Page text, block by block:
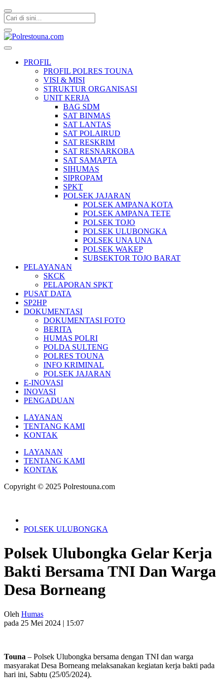
PROFIL
PROFIL POLRES TOUNA
VISI & MISI
STRUKTUR ORGANISASI
UNIT KERJA
BAG SDM
SAT BINMAS
SAT LANTAS
SAT POLAIRUD
SAT RESKRIM
SAT RESNARKOBA
SAT SAMAPTA
SIHUMAS
SIPROPAM
SPKT
POLSEK JAJARAN
POLSEK AMPANA KOTA
POLSEK AMPANA TETE
POLSEK TOJO
POLSEK ULUBONGKA
POLSEK UNA UNA
POLSEK WAKEP
SUBSEKTOR TOJO BARAT
PELAYANAN
SKCK
PELAPORAN SPKT
PUSAT DATA
SP2HP
DOKUMENTASI
DOKUMENTASI FOTO
BERITA
HUMAS POLRI
POLDA SULTENG
POLRES TOUNA
INFO KRIMINAL
POLSEK JAJARAN
E-INOVASI
INOVASI
PENGADUAN
LAYANAN
TENTANG KAMI
KONTAK
LAYANAN
TENTANG KAMI
KONTAK
Copyright © 2025 Polrestouna.com
POLSEK ULUBONGKA
Polsek Ulubongka Gelar Kerja
Bakti Bersama TNI Dan Warga
Desa Borneang
Oleh Humas
pada 25 Mei 2024 | 15:07
Touna – Polsek Ulubongka bersama dengan TNI dan warga
masyarakat Desa Borneang melaksanakan kegiatan kerja bakti pada
hari ini, Sabtu (25/05/2024).